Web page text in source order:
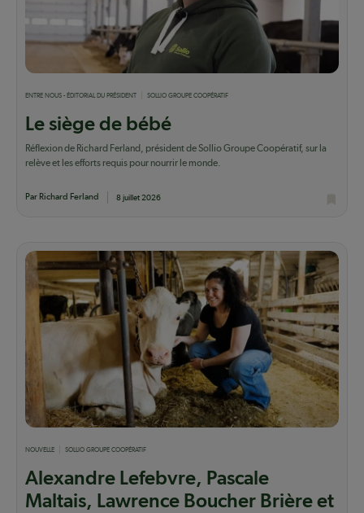
ENTRE NOUS - ÉDITORIAL DU PRÉSIDENT SOLLIO GROUPE COOPÉRATIF
Le siège de bébé
Réflexion de Richard Ferland, président de Sollio Groupe Coopératif, sur la
relève et les efforts requis pour nourrir le monde.
Par Richard Ferland 8 juillet 2026
NOUVELLE SOLLIO GROUPE COOPÉRATIF
Alexandre Lefebvre, Pascale
Maltais, Lawrence Boucher Brière et